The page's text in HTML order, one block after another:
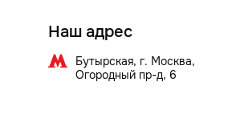
Наш адрес
Бутырская, г. Москва,
Огородный пр-д, 6